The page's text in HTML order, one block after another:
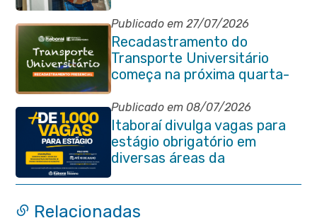
Publicado em 27/07/2026
Recadastramento do
Transporte Universitário
começa na próxima quarta-
feira (29/07)
Publicado em 08/07/2026
Itaboraí divulga vagas para
estágio obrigatório em
diversas áreas da
administração pública
Relacionadas